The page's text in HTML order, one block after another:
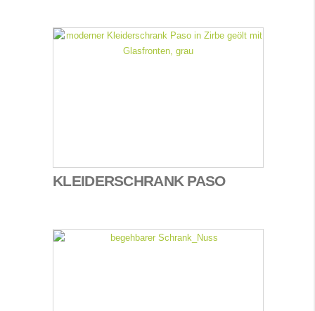
KLEIDERSCHRANK PASO